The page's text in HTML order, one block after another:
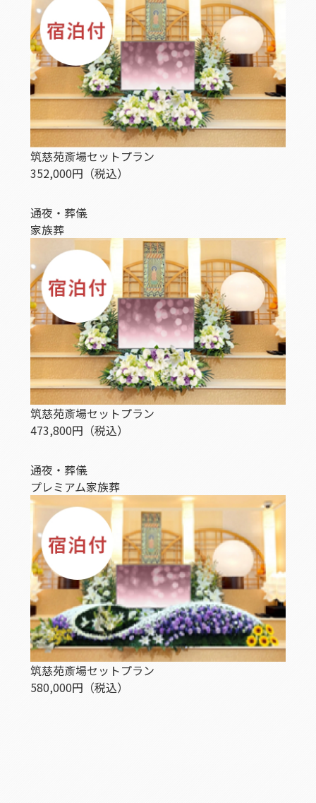
筑慈苑斎場セットプラン
352,000円 （税込）
通夜・葬儀
家族葬
筑慈苑斎場セットプラン
473,800円 （税込）
通夜・葬儀
プレミアム家族葬
筑慈苑斎場セットプラン
580,000円 （税込）